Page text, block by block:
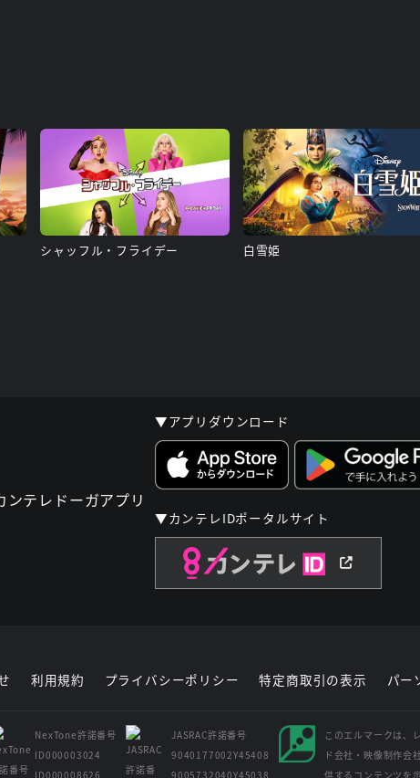
シャッフル・フライデー 白雪姫
▼アプリダウンロード
▼カンテレIDポータルサイト
利用規約 プライバシーポリシー 特定商取引の表示 パー
NexTone許諾番号
ID000003024
ID000008626
JASRAC許諾番号
9040177002Y45408
9005732040Y45038
このエルマークは、
ド会社・映像制作会
供するコンテンツを